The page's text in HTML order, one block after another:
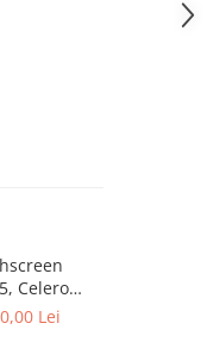
Celeron
Lei